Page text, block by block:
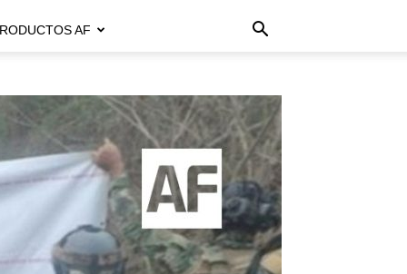
AF